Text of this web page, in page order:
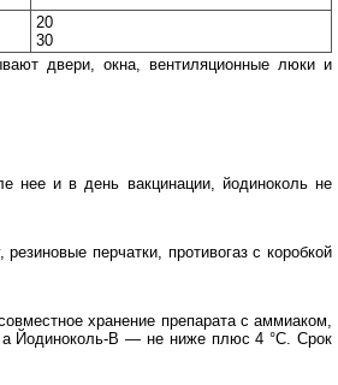
20
30
двери, окна, вентиляционные люки и
нее и в день вакцинации, йодиноколь не
перчатки, противогаз с коробкой
хранение препарата с аммиаком,
Йодиноколь-В — не ниже плюс 4 °С. Срок